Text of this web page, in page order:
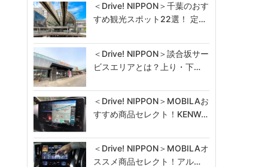
＜Drive! NIPPON＞千葉のおす
すめ観光スポット22選！ 定…
＜Drive! NIPPON＞談合坂サー
ビスエリアとは？上り・下…
＜Drive! NIPPON＞MOBILAお
すすめ商品セレクト！KENW…
＜Drive! NIPPON＞MOBILAオ
ススメ商品セレクト！アル…